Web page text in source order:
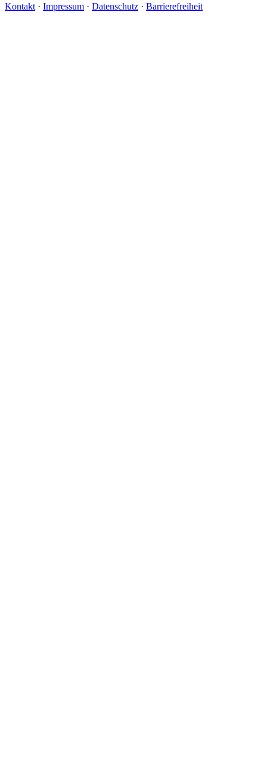
Kontakt · Impressum · Datenschutz · Barrierefreiheit